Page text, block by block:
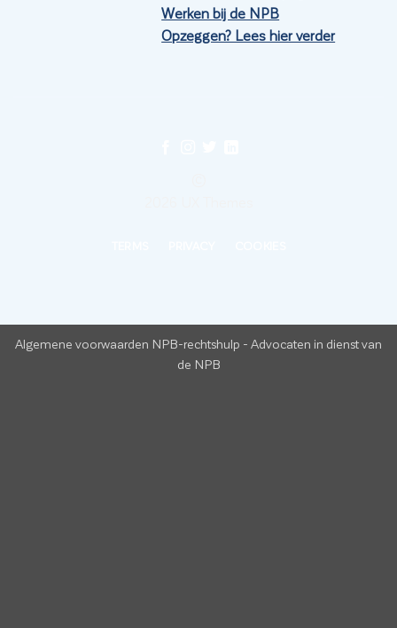
Werken bij de NPB
Opzeggen? Lees hier verder
Algemene voorwaarden NPB-rechtshulp - Advocaten in dienst van
de NPB